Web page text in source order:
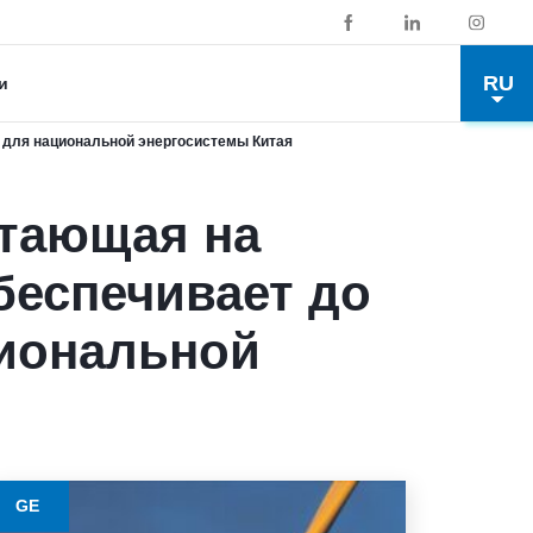
RU
национальной энергосистемы Китая
на
до
GE